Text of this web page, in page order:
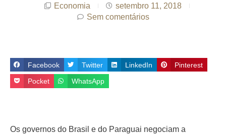
Economia
setembro 11, 2018
Sem comentários
Facebook Twitter LinkedIn Pinterest
Pocket WhatsApp
Os governos do Brasil e do Paraguai negociam a